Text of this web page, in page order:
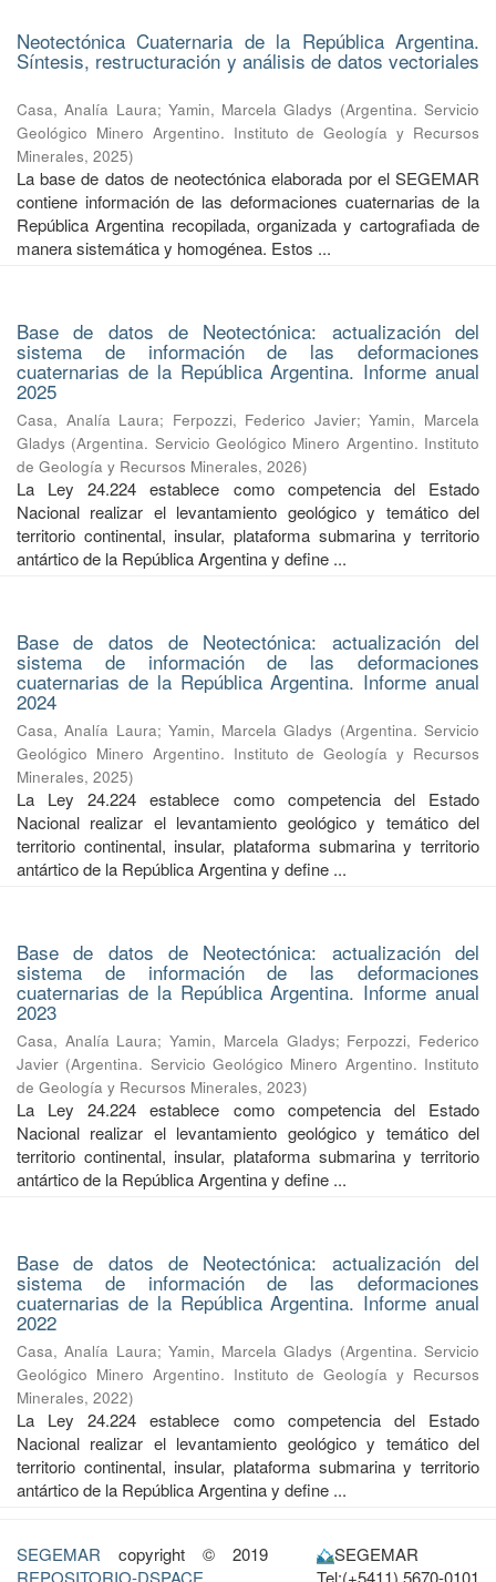
Neotectónica Cuaternaria de la República Argentina.
Síntesis, restructuración y análisis de datos vectoriales
Casa, Analía Laura; Yamin, Marcela Gladys (Argentina. Servicio
Geológico Minero Argentino. Instituto de Geología y Recursos
Minerales, 2025)
La base de datos de neotectónica elaborada por el SEGEMAR
contiene información de las deformaciones cuaternarias de la
República Argentina recopilada, organizada y cartografiada de
manera sistemática y homogénea. Estos ...
Base de datos de Neotectónica: actualización del
sistema de información de las deformaciones
cuaternarias de la República Argentina. Informe anual
2025
Casa, Analía Laura; Ferpozzi, Federico Javier;Yamin, Marcela
Gladys (Argentina. Servicio Geológico Minero Argentino. Instituto
de Geología y Recursos Minerales, 2026)
La Ley 24.224 establece como competencia del Estado
Nacional realizar el levantamiento geológico y temático del
territorio continental, insular, plataforma submarina y territorio
antártico de la República Argentina y define ...
Base de datos de Neotectónica: actualización del
sistema de información de las deformaciones
cuaternarias de la República Argentina. Informe anual
2024
Casa, Analía Laura; Yamin, Marcela Gladys (Argentina. Servicio
Geológico Minero Argentino. Instituto de Geología y Recursos
Minerales, 2025)
La Ley 24.224 establece como competencia del Estado
Nacional realizar el levantamiento geológico y temático del
territorio continental, insular, plataforma submarina y territorio
antártico de la República Argentina y define ...
Base de datos de Neotectónica: actualización del
sistema de información de las deformaciones
cuaternarias de la República Argentina. Informe anual
2023
Casa, Analía Laura;Yamin, Marcela Gladys; Ferpozzi, Federico
Javier (Argentina. Servicio Geológico Minero Argentino. Instituto
de Geología y Recursos Minerales, 2023)
La Ley 24.224 establece como competencia del Estado
Nacional realizar el levantamiento geológico y temático del
territorio continental, insular, plataforma submarina y territorio
antártico de la República Argentina y define ...
Base de datos de Neotectónica: actualización del
sistema de información de las deformaciones
cuaternarias de la República Argentina. Informe anual
2022
Casa, Analía Laura; Yamin, Marcela Gladys (Argentina. Servicio
Geológico Minero Argentino. Instituto de Geología y Recursos
Minerales, 2022)
La Ley 24.224 establece como competencia del Estado
Nacional realizar el levantamiento geológico y temático del
territorio continental, insular, plataforma submarina y territorio
antártico de la República Argentina y define ...
SEGEMAR copyright © 2019
REPOSITORIO-DSPACE
SEGEMAR
Tel:(+5411) 5670-0101